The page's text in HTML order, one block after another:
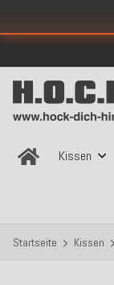
Kissen
Startseite Kissen